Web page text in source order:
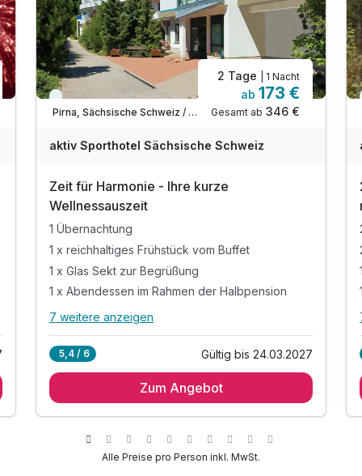
Viele Termine frei
Pirna, Sächsische Schweiz / Elbsandsteingebirge
2 Tage | 1 Nacht
ab 173 €
Gesamt ab 346 €
aktiv Sporthotel Sächsische Schweiz
Zeit für Harmonie - Ihre kurze
Wellnessauszeit
1 Übernachtung
1 x reichhaltiges Frühstück vom Buffet
1 x Glas Sekt zur Begrüßung
1 x Abendessen im Rahmen der Halbpension
Alle Inklusivleistungen
1 x reichhaltiges Frühstück vom Buffet
1 x Ganzkörpermassage mit duftenden Aromen
7 weitere anzeigen
5,4 / 6 Gültig bis 24.03.2027
Zum Angebot
Alle Preise pro Person inkl. MwSt.